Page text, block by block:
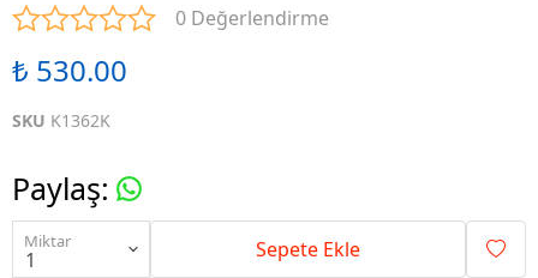
0 Değerlendirme
₺ 530.00
SKU K1362K
Paylaş:
Miktar Sepete Ekle